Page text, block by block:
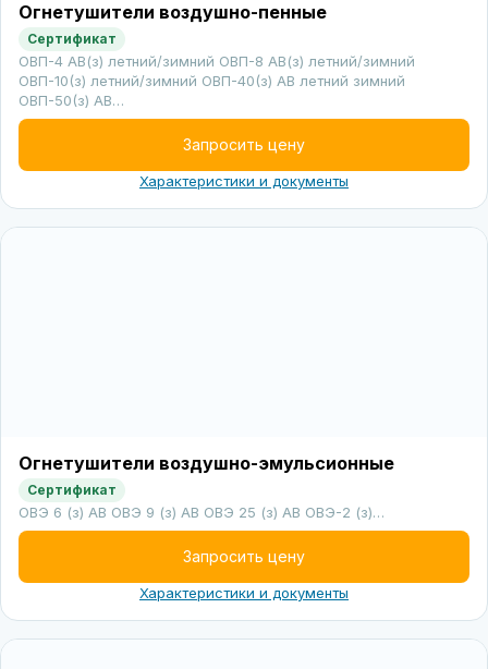
Огнетушители воздушно-пенные
Сертификат
ОВП-4 АВ(з) летний/зимний ОВП-8 АВ(з) летний/зимний
ОВП-10(з) летний/зимний ОВП-40(з) АВ летний зимний
ОВП-50(з) АВ…
Запросить цену
Характеристики и документы
Огнетушители воздушно-эмульсионные
Сертификат
ОВЭ 6 (з) АВ ОВЭ 9 (з) АВ ОВЭ 25 (з) АВ ОВЭ-2 (з)…
Запросить цену
Характеристики и документы